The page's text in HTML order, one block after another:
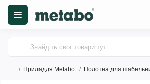
Приладдя Metabo Полотна для